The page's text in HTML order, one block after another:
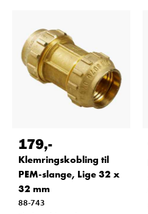
179,-
Klemringskobling til
PEM-slange, Lige 32 x
32 mm
88-743